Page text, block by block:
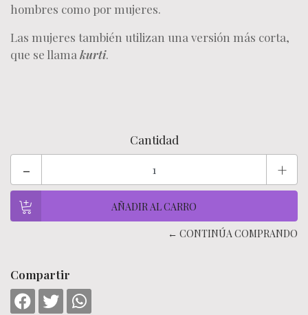
hombres como por mujeres.
Las mujeres también utilizan una versión más corta,
que se llama kurti.
Cantidad
- +
← CONTINÚA COMPRANDO
Compartir